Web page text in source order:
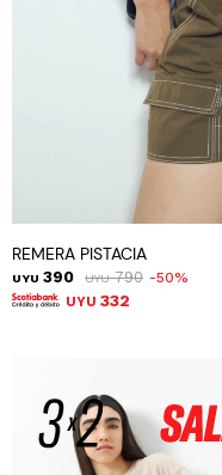
REMERA PISTACIA
UYU 390 UYU 790 50
UYU 332